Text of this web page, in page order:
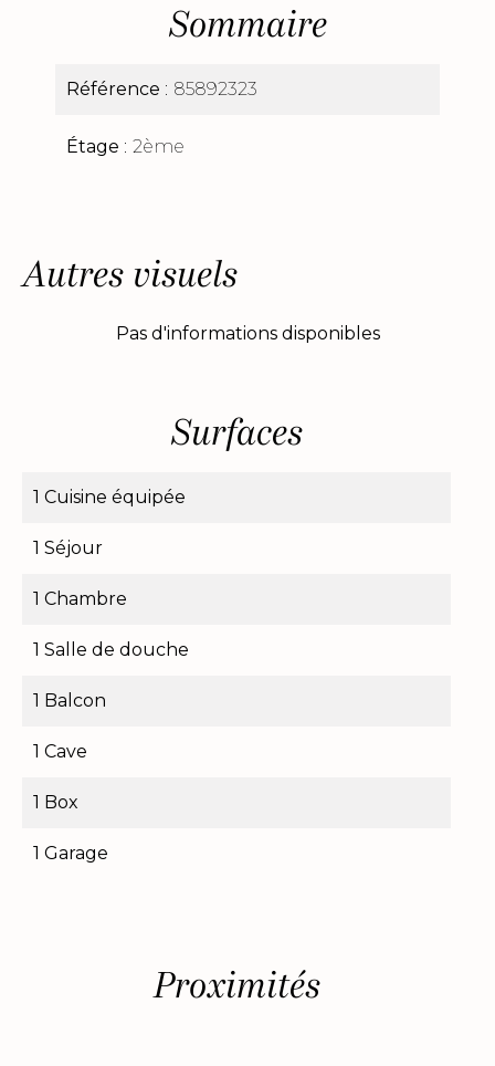
Sommaire
Référence 85892323
Étage 2ème
Autres visuels
Pas d'informations disponibles
Surfaces
1 Cuisine équipée
1 Séjour
1 Chambre
1 Salle de douche
1 Balcon
1 Cave
1 Box
1 Garage
Proximités